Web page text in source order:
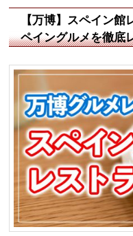
ン
コ
テ
ン
ツ
へ
移
動
【万博】スペイン
ペイングルメを徹底